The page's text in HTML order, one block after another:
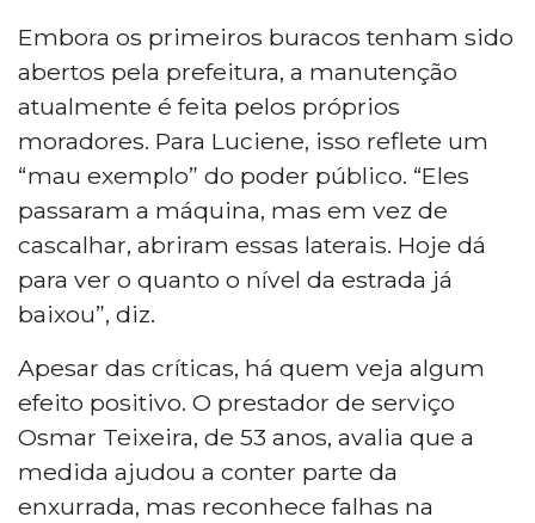
Embora os primeiros buracos tenham sido
abertos pela prefeitura, a manutenção
atualmente é feita pelos próprios
moradores. Para Luciene, isso reflete um
“mau exemplo” do poder público. “Eles
passaram a máquina, mas em vez de
cascalhar, abriram essas laterais. Hoje dá
para ver o quanto o nível da estrada já
baixou”, diz.
Apesar das críticas, há quem veja algum
efeito positivo. O prestador de serviço
Osmar Teixeira, de 53 anos, avalia que a
medida ajudou a conter parte da
enxurrada, mas reconhece falhas na